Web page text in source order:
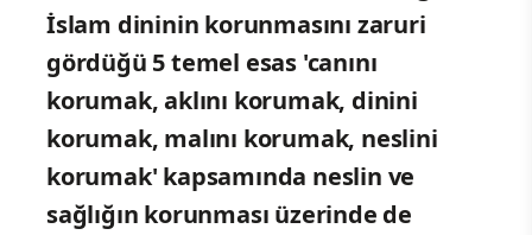
İslam dininin korunmasını zaruri
gördüğü 5 temel esas 'canını
korumak, aklını korumak, dinini
korumak, malını korumak, neslini
korumak' kapsamında neslin ve
sağlığın korunması üzerinde de